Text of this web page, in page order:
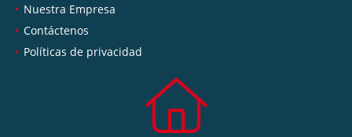
Nuestra Empresa
Contáctenos
Políticas de privacidad